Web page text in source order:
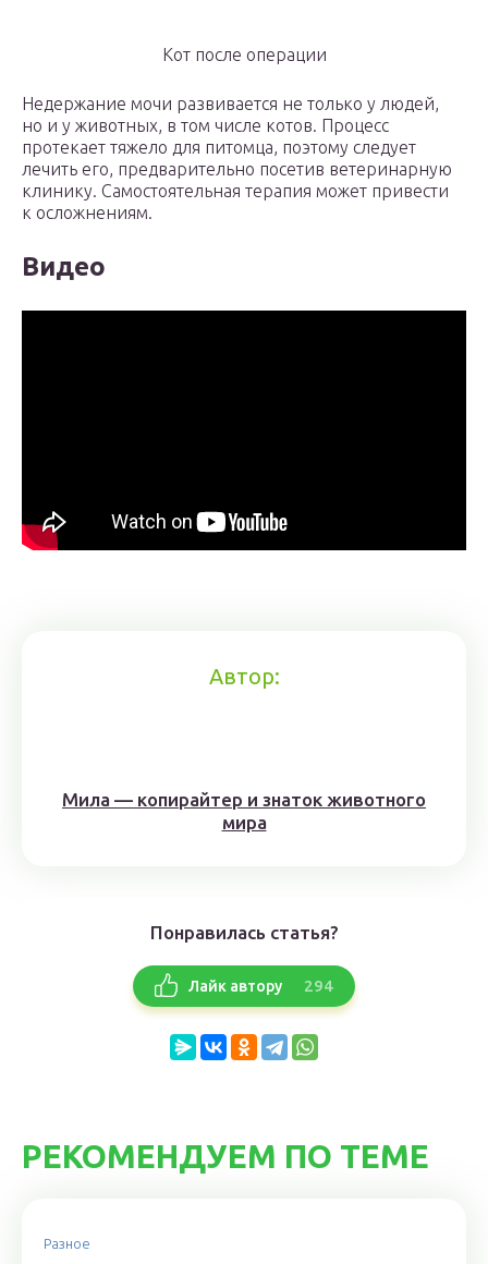
Кот после операции
Недержание мочи развивается не только у людей,
но и у животных, в том числе котов. Процесс
протекает тяжело для питомца, поэтому следует
лечить его, предварительно посетив ветеринарную
клинику. Самостоятельная терапия может привести
к осложнениям.
Видео
Автор:
Мила — копирайтер и знаток животного
мира
Понравилась статья?
Лайк автору 294
РЕКОМЕНДУЕМ ПО ТЕМЕ
Разное